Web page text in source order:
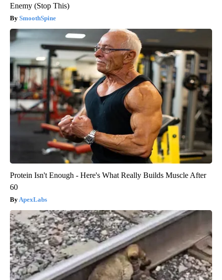
Enemy (Stop This)
SmoothSpine
Protein Isn't Enough - Here's What Really Builds Muscle After
60
ApexLabs